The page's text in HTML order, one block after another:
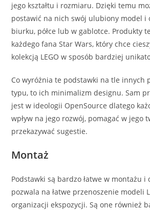
jego kształtu i rozmiaru. Dzięki temu
postawić na nich swój ulubiony model i
biurku, półce lub w gablotce. Produkty
każdego fana Star Wars, który chce
kolekcją LEGO w sposób bardziej
Co wyróżnia te podstawki na tle innych
typu, to ich minimalizm designu. Sam
jest w ideologii OpenSource dlatego
wpływ na jego rozwój, pomagać w jego
przekazywać sugestie.
Montaż
Podstawki są bardzo łatwe w montażu i
pozwala na łatwe przenoszenie modeli
organizacji ekspozycji. Są one również